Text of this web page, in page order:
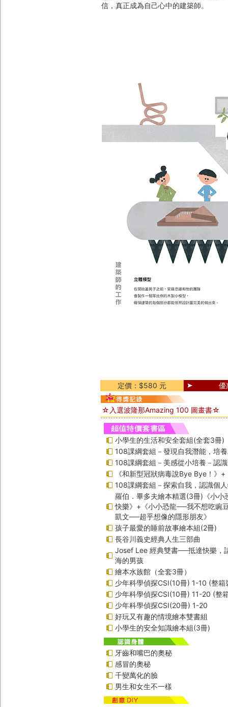
信，真正成為自己心中的建築師。
定價：$580 元 優
☆入選波隆那Amazing 100 圖畫書☆
小學生的生活和安全套組(全套3冊)
108課綱套組－發現自我潛能，培
108課綱套組－美感從小培養－認
《和新型冠狀病毒說Bye Bye！》
108課綱套組－探索自我，認識個
羅伯．畢多夫繪本精選(3冊)《小
快樂》+《小小恐龍──我不想吃豌
凱文──超乎想像的隱形朋友》
孩子最愛的睡前故事繪本組(2冊)
長谷川義史經典人生三部曲
Josef Lee 經典雙書──抵達快樂，
海的男孩
繪本水族館（全套3冊）
少年科學偵探CSI(10冊) 1-10 (整箱
少年科學偵探CSI(10冊) 11-20 (整
少年科學偵探CSI(20冊) 1-20
好玩又有趣的情境繪本雙書組
小學生的安全知識繪本組(3冊)
牙齒和嘴巴的奧秘
感冒的奧秘
千變萬化的臉
男生和女生不一樣